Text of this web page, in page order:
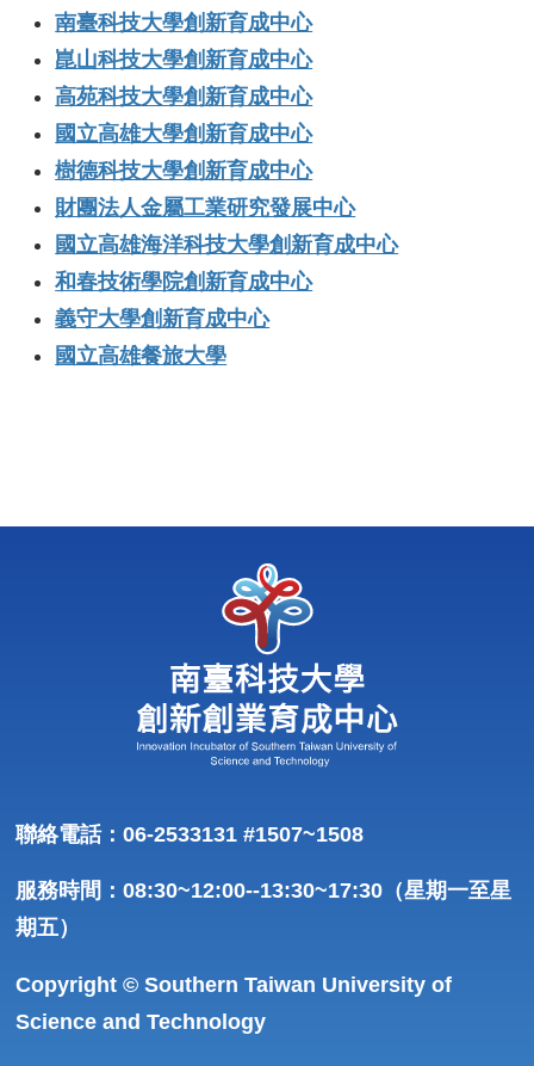
南臺科技大學創新育成中心
崑山科技大學創新育成中心
高苑科技大學創新育成中心
國立高雄大學創新育成中心
樹德科技大學創新育成中心
財團法人金屬工業研究發展中心
國立高雄海洋科技大學創新育成中心
和春技術學院創新育成中心
義守大學創新育成中心
國立高雄餐旅大學
聯絡電話：06-2533131 #1507~1508
服務時間：08:30~12:00--13:30~17:30（星期一至星
期五）
Copyright © Southern Taiwan University of
Science and Technology